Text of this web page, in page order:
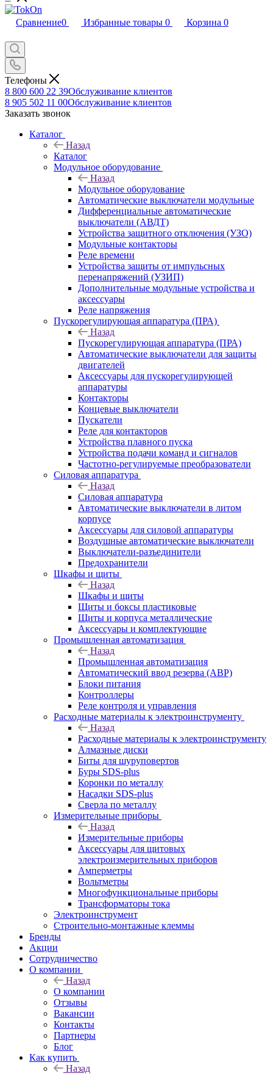
Сравнение0 Избранные товары 0 Корзина 0
Телефоны
8 800 600 22 39Обслуживание клиентов
8 905 502 11 00Обслуживание клиентов
Заказать звонок
Каталог
Назад
Каталог
Модульное оборудование
Назад
Модульное оборудование
Автоматические выключатели модульные
Дифференциальные автоматические
выключатели (АВДТ)
Устройства защитного отключения (УЗО)
Модульные контакторы
Реле времени
Устройства защиты от импульсных
перенапряжений (УЗИП)
Дополнительные модульные устройства и
аксессуары
Реле напряжения
Пускорегулирующая аппаратура (ПРА)
Назад
Пускорегулирующая аппаратура (ПРА)
Автоматические выключатели для защиты
двигателей
Аксессуары для пускорегулирующей
аппаратуры
Контакторы
Концевые выключатели
Пускатели
Реле для контакторов
Устройства плавного пуска
Устройства подачи команд и сигналов
Частотно-регулируемые преобразователи
Силовая аппаратура
Назад
Силовая аппаратура
Автоматические выключатели в литом
корпусе
Аксессуары для силовой аппаратуры
Воздушные автоматические выключатели
Выключатели-разъединители
Предохранители
Шкафы и щиты
Назад
Шкафы и щиты
Щиты и боксы пластиковые
Щиты и корпуса металлические
Аксессуары и комплектующие
Промышленная автоматизация
Назад
Промышленная автоматизация
Автоматический ввод резерва (АВР)
Блоки питания
Контроллеры
Реле контроля и управления
Расходные материалы к электроинструменту
Назад
Расходные материалы к электроинструменту
Алмазные диски
Биты для шуруповертов
Буры SDS-plus
Коронки по металлу
Насадки SDS-plus
Сверла по металлу
Измерительные приборы
Назад
Измерительные приборы
Аксессуары для щитовых
электроизмерительных приборов
Амперметры
Вольтметры
Многофункциональные приборы
Трансформаторы тока
Электроинструмент
Строительно-монтажные клеммы
Бренды
Акции
Сотрудничество
О компании
Назад
О компании
Отзывы
Вакансии
Контакты
Партнеры
Блог
Как купить
Назад